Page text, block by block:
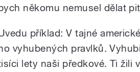
někomu nemusel dělat
příklad: V tajné
vyhubených pravlků.
lety naši předkové. Ti žili